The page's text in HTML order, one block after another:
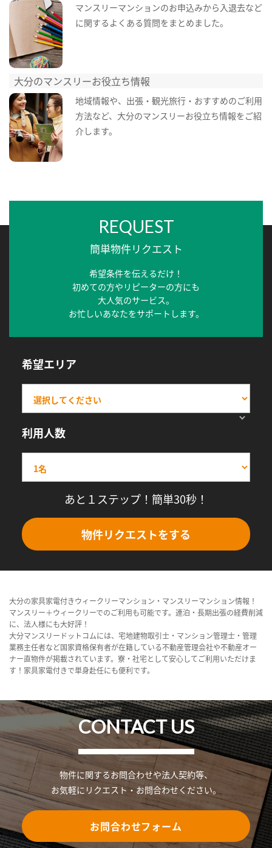
マンスリーマンションのお申込みから入退去など
に関するよくある質問をまとめました。
大分のマンスリーお役立ち情報
地域情報や、出張・観光旅行・おすすめのご利用
方法など、大分のマンスリーお役立ち情報をご紹
介します。
REQUEST
簡単物件リクエスト
希望条件を伝えるだけ！
初めての方やリピーターの方にも
大人気のサービス。
お忙しいあなたをサポートします。
希望エリア
利用人数
あと１ステップ！簡単30秒！
物件リクエストをする
大分の家具家電付きウィークリーマンション・マンスリーマンション情報！
マンスリー＋ウィークリーでのご利用も可能です。連泊・長期出張の経費削減
に、法人様にも大好評！
大分マンスリードットコムには、宅地建物取引士・マンション管理士・管理
業務主任者など国家資格保有者が在籍している不動産管理会社や不動産オー
ナー直物件が掲載されています。寮・社宅として安心してご利用いただけま
す！家具家電付きで単身赴任にも便利です。
CONTACT US
物件に関するお問合わせや法人契約等、
お気軽にリクエスト・お問合わせください。
お問合わせフォーム